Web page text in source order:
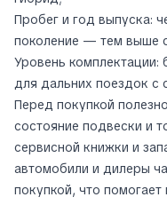
Пробег и год выпуска:
поколение — тем выше
Уровень
для дальних поездок с
Перед покупкой
состояние подвески и
сервисной книжки и
автомобили и дилеры
покупкой, что помогает